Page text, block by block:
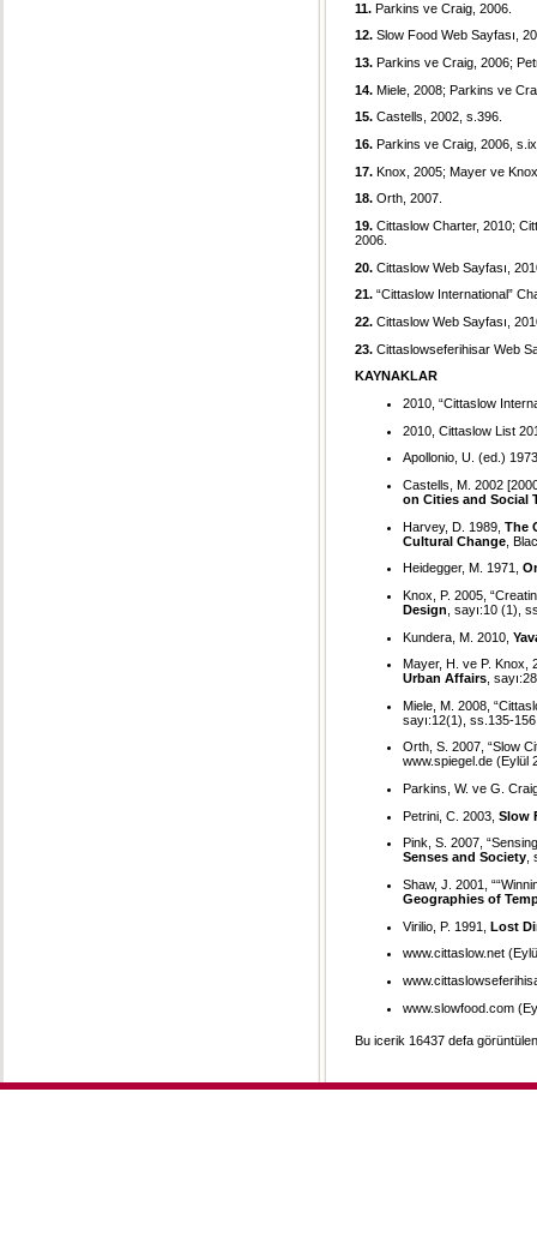
11. Parkins ve Craig, 2006.
12. Slow Food Web Sayfası,
13. Parkins ve Craig, 2006;
14. Miele, 2008; Parkins ve
15. Castells, 2002, s.396.
16. Parkins ve Craig, 2006,
17. Knox, 2005; Mayer ve
18. Orth, 2007.
19. Cittaslow Charter, 2010;
2006.
20. Cittaslow Web Sayfası,
21. “Cittaslow International”
22. Cittaslow Web Sayfası,
23. Cittaslowseferihisar Web
KAYNAKLAR
2010, “Cittaslow
2010, Cittaslow List
Apollonio, U. (ed.)
Castells, M. 2002
on Cities and Social
Harvey, D. 1989, The
Cultural Change ,
Heidegger, M. 1971,
Knox, P. 2005,
Design , sayı:10 (1),
Kundera, M. 2010,
Mayer, H. ve P. Knox,
Urban Affairs ,
Miele, M. 2008,
sayı:12(1), ss.135-
Orth, S. 2007, “Slow
www.spiegel.de (Eylül
Parkins, W. ve G.
Petrini, C. 2003, Slow
Pink, S. 2007,
Senses and Society,
Shaw, J. 2001,
Geographies of
Virilio, P. 1991, Lost
www.cittaslow.net
www.slowfood.com
Bu icerik 16437 defa